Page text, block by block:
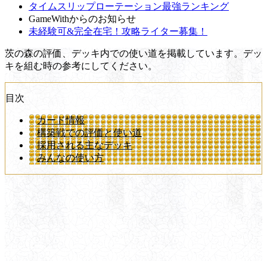
タイムスリップローテーション最強ランキング
GameWithからのお知らせ
未経験可&完全在宅！攻略ライター募集！
茨の森の評価、デッキ内での使い道を掲載しています。デッ
キを組む時の参考にしてください。
目次
カード情報
構築戦での評価と使い道
採用される主なデッキ
みんなの使い方